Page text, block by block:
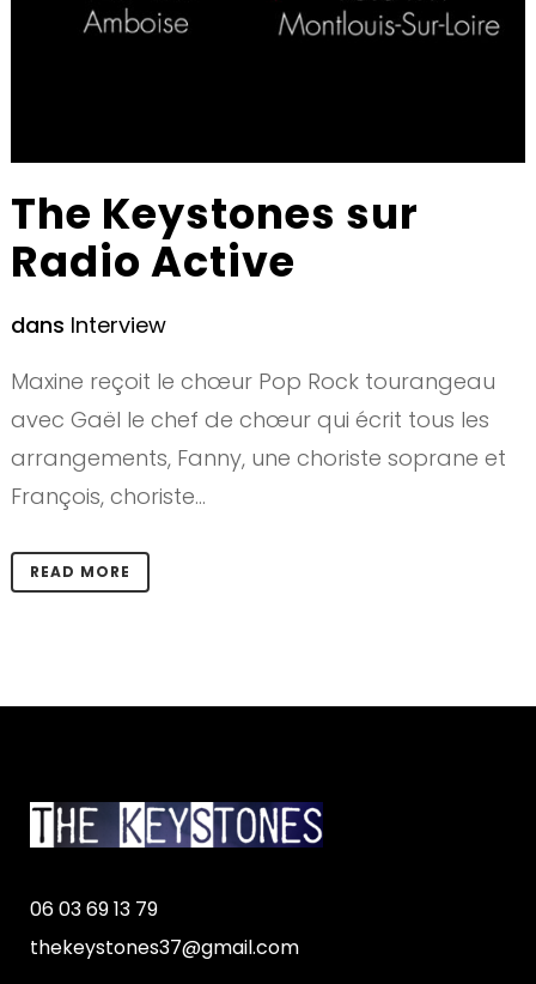
The Keystones sur
Radio Active
dans Interview
Maxine reçoit le chœur Pop Rock tourangeau
avec Gaël le chef de chœur qui écrit tous les
arrangements, Fanny, une choriste soprane et
François, choriste...
READ MORE
06 03 69 13 79
thekeystones37@gmail.com